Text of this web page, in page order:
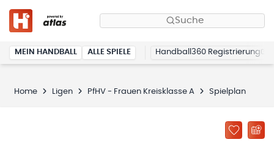
Suche
MEIN HANDBALL ALLE SPIELE Handball360 Registrierung
Home Ligen PfHV - Frauen Kreisklasse A Spielplan